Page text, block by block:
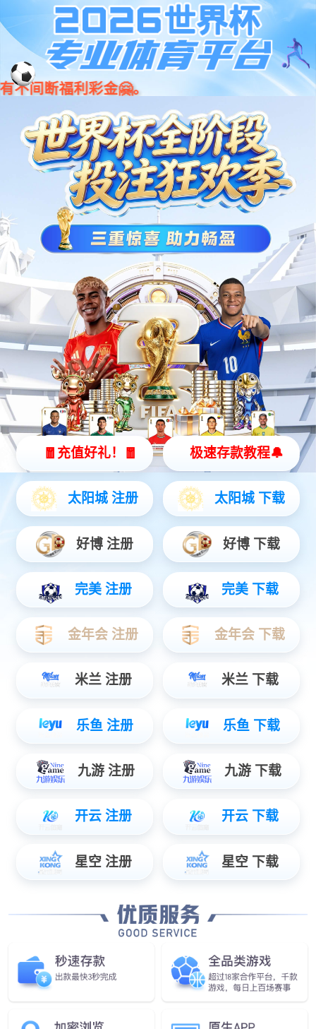
拉斯维加斯游戏(中国区)官方网站
公司资料
COMPANY INFORMATION
拉斯维加斯> 资料中心 公司资料
技术资料 公司资料
北京首科营业执照
2025授权河北北